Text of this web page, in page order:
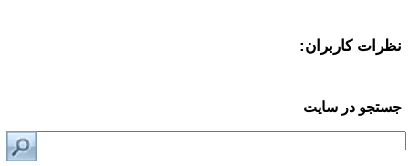
نظرات کاربران:
جستجو در سایت